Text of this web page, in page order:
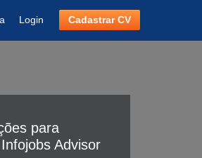
Login Cadastrar CV
para
Advisor